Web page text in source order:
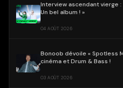
Interview ascendant vierge
Un bel album ! »
04 AOÛT 2026
Bonoob dévoile « Spotless
cinéma et Drum & Bass !
03 AOÛT 2026